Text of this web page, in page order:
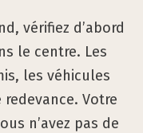
vérifiez d’abord
le centre. Les
les véhicules
Votre
n’avez pas de